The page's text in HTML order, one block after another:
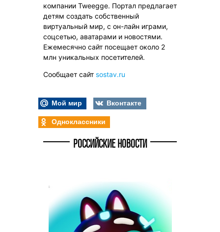
компании Tweegge. Портал предлагает
детям создать собственный
виртуальный мир, с он-лайн играми,
соцсетью, аватарами и новостями.
Ежемесячно сайт посещает около 2
млн уникальных посетителей.
Сообщает сайт sostav.ru
Мой мир
Вконтакте
Одноклассники
РОССИЙСКИЕ НОВОСТИ